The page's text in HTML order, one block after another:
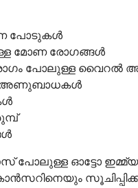
പോടുകൾ
മോണ രോഗങ്ങൾ
രോഗം പോലുള്ള
അണുബാധകൾ
പോലുള്ള ഓട്ടോ